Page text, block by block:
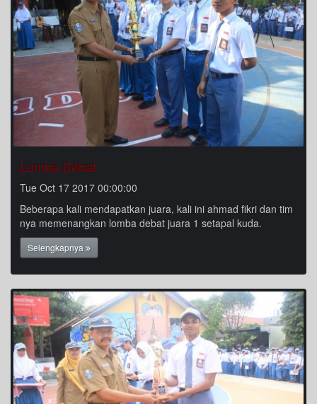
Lomba Debat
Tue Oct 17 2017 00:00:00
Beberapa kali mendapatkan juara, kali ini ahmad fikri dan tim
nya memenangkan lomba debat juara 1 setapal kuda.
Selengkapnya